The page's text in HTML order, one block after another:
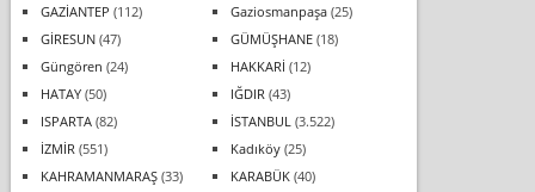
GAZİANTEP (112) Gaziosmanpaşa(25)
GİRESUN(47) GÜMÜŞHANE(18)
Güngören (24) HAKKARİ (12)
HATAY(50) IĞDIR (43)
ISPARTA(82) İSTANBUL (3.522)
İZMİR (551) Kadıköy(25)
KAHRAMANMARAŞ(33) KARABÜK(40)